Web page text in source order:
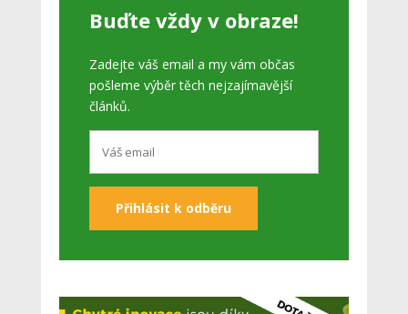
Buďte vždy v obraze!
Zadejte váš email a my vám občas
pošleme výběr těch nejzajímavější
článků.